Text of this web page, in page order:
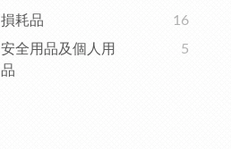
損耗品
16
安全用品及個人用
品
5